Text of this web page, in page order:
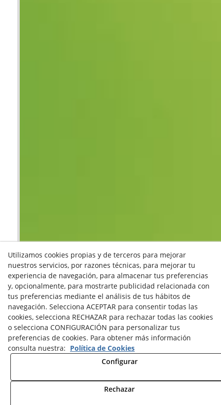
Utilizamos cookies propias y de terceros para mejorar
nuestros servicios, por razones técnicas, para mejorar tu
experiencia de navegación, para almacenar tus preferencias
y, opcionalmente, para mostrarte publicidad relacionada con
tus preferencias mediante el análisis de tus hábitos de
navegación. Selecciona ACEPTAR para consentir todas las
cookies, selecciona RECHAZAR para rechazar todas las cookies
o selecciona CONFIGURACIÓN para personalizar tus
preferencias de cookies. Para obtener más información
consulta nuestra: Política de Cookies
Configurar
Rechazar